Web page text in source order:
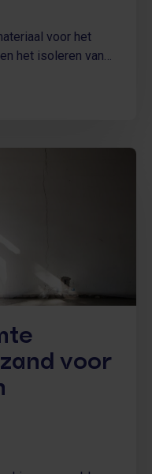
voor het
het isoleren van
woningen. In
voor